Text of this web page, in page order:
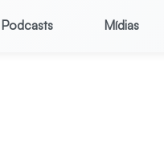
Podcasts Mídias